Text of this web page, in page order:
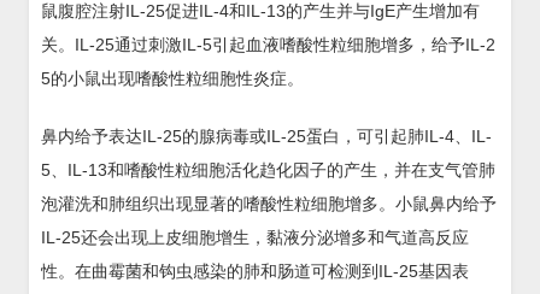
鼠腹腔注射IL-25促进IL-4和IL-13的产生并与IgE产生增加有
关。IL-25通过刺激IL-5引起血液嗜酸性粒细胞增多，给予IL-2
5的小鼠出现嗜酸性粒细胞性炎症。
鼻内给予表达IL-25的腺病毒或IL-25蛋白，可引起肺IL-4、IL-
5、IL-13和嗜酸性粒细胞活化趋化因子的产生，并在支气管肺
泡灌洗和肺组织出现显著的嗜酸性粒细胞增多。小鼠鼻内给予
IL-25还会出现上皮细胞增生，黏液分泌增多和气道高反应
性。在曲霉菌和钩虫感染的肺和肠道可检测到IL-25基因表